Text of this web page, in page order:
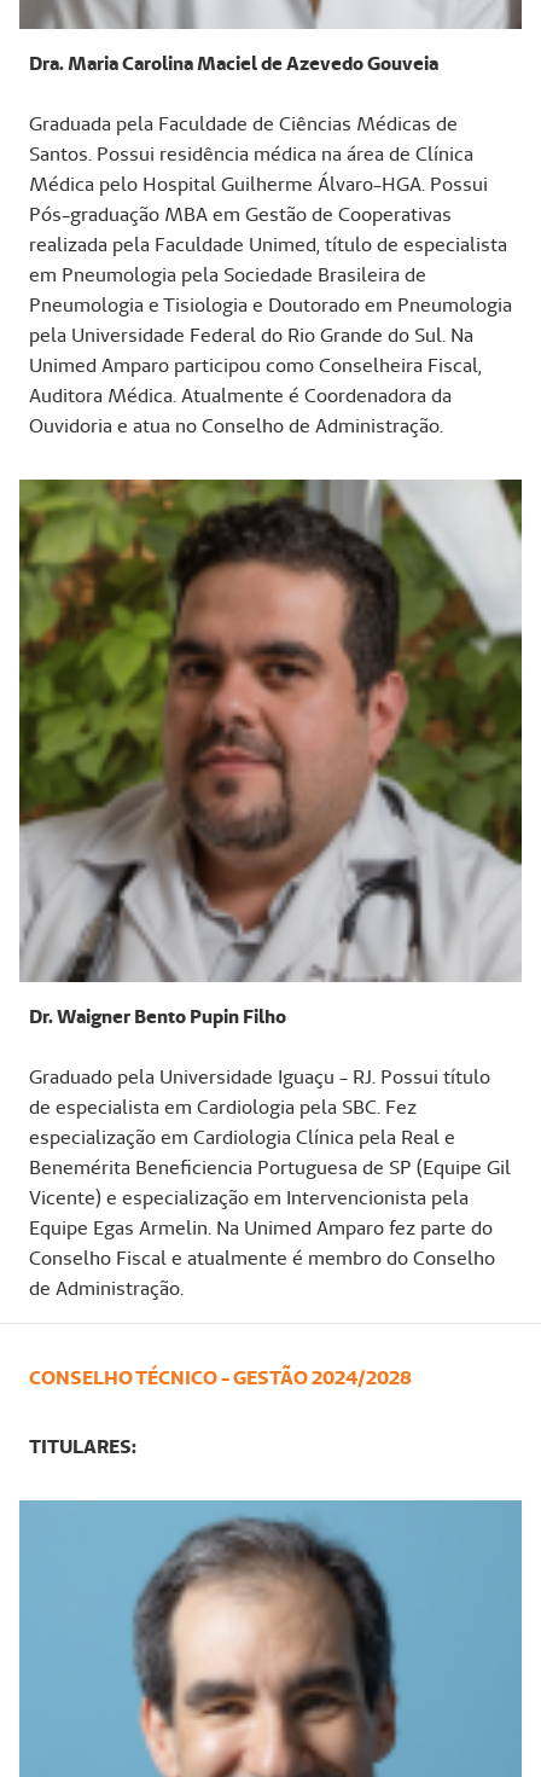
Dra. Maria Carolina Maciel de Azevedo Gouveia
Graduada pela Faculdade de Ciências Médicas de
Santos. Possui residência médica na área de Clínica
Médica pelo Hospital Guilherme Álvaro-HGA. Possui
Pós-graduação MBA em Gestão de Cooperativas
realizada pela Faculdade Unimed, título de especialista
em Pneumologia pela Sociedade Brasileira de
Pneumologia e Tisiologia e Doutorado em Pneumologia
pela Universidade Federal do Rio Grande do Sul. Na
Unimed Amparo participou como Conselheira Fiscal,
Auditora Médica. Atualmente é Coordenadora da
Ouvidoria e atua no Conselho de Administração.
Dr. Waigner Bento Pupin Filho
Graduado pela Universidade Iguaçu - RJ. Possui título
de especialista em Cardiologia pela SBC. Fez
especialização em Cardiologia Clínica pela Real e
Benemérita Beneficiencia Portuguesa de SP (Equipe Gil
Vicente) e especialização em Intervencionista pela
Equipe Egas Armelin. Na Unimed Amparo fez parte do
Conselho Fiscal e atualmente é membro do Conselho
de Administração.
CONSELHO TÉCNICO - GESTÃO 2024/2028
TITULARES: